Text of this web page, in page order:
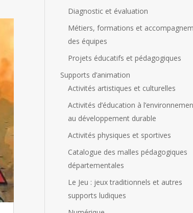
Diagnostic et évaluation
Métiers, formations et
des équipes
Projets éducatifs et pédagogiques
Supports d’animation
Activités artistiques et culturelles
Activités d’éducation à
au développement durable
Activités physiques et sportives
Catalogue des malles pédagogiques
départementales
Le Jeu : jeux traditionnels et autres
supports ludiques